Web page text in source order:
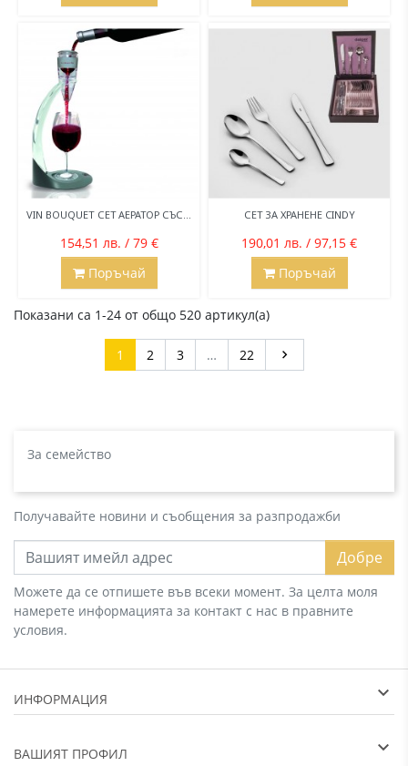
VIN BOUQUET СЕТ АЕРАТОР СЪС...
154,51 лв. / 79 €
Поръчай
СЕТ ЗА ХРАНЕНЕ CINDY
190,01 лв. / 97,15 €
Поръчай
Показани са 1-24 от общо 520 артикул(а)
1 2 3 … 22 Напред

За семейство
Получавайте новини и съобщения за разпродажби
Добре
Можете да се отпишете във всеки момент. За целта моля
намерете информацията за контакт с нас в правните
условия.
ИНФОРМАЦИЯ
ВАШИЯТ ПРОФИЛ